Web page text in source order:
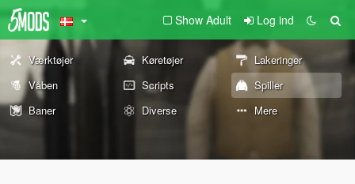
Show Adult Log ind
Værktøjer Køretøjer
Lakeringer
Våben
Scripts
Spiller
Baner
Diverse Mere